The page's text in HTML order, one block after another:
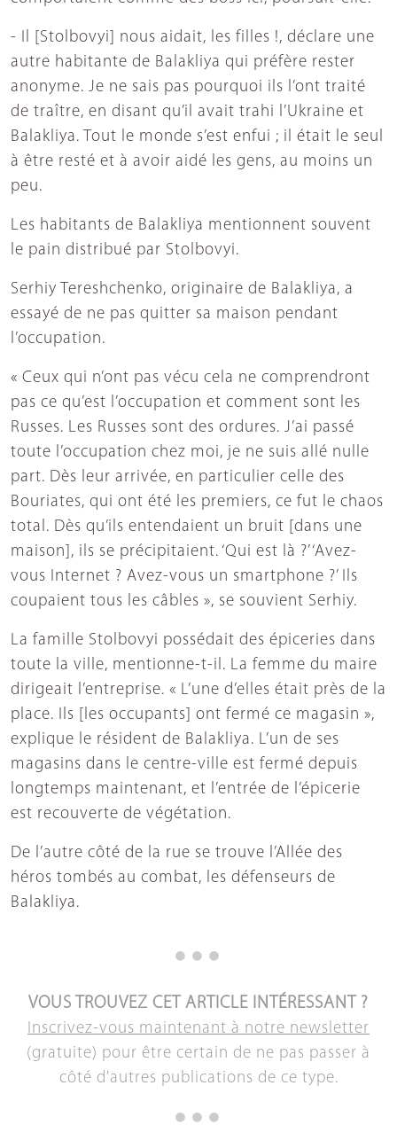
- Il [Stolbovyi] nous aidait, les filles !, déclare une
autre habitante de Balakliya qui préfère rester
anonyme. Je ne sais pas pourquoi ils l’ont traité
de traître, en disant qu’il avait trahi l’Ukraine et
Balakliya. Tout le monde s’est enfui ; il était le seul
à être resté et à avoir aidé les gens, au moins un
peu.
Les habitants de Balakliya mentionnent souvent
le pain distribué par Stolbovyi.
Serhiy Tereshchenko, originaire de Balakliya, a
essayé de ne pas quitter sa maison pendant
l’occupation.
« Ceux qui n’ont pas vécu cela ne comprendront
pas ce qu’est l’occupation et comment sont les
Russes. Les Russes sont des ordures. J’ai passé
toute l’occupation chez moi, je ne suis allé nulle
part. Dès leur arrivée, en particulier celle des
Bouriates, qui ont été les premiers, ce fut le chaos
total. Dès qu’ils entendaient un bruit [dans une
maison], ils se précipitaient. ‘Qui est là ?’ ‘Avez-
vous Internet ? Avez-vous un smartphone ?’ Ils
coupaient tous les câbles », se souvient Serhiy.
La famille Stolbovyi possédait des épiceries dans
toute la ville, mentionne-t-il. La femme du maire
dirigeait l’entreprise. « L’une d’elles était près de la
place. Ils [les occupants] ont fermé ce magasin »,
explique le résident de Balakliya. L’un de ses
magasins dans le centre-ville est fermé depuis
longtemps maintenant, et l’entrée de l’épicerie
est recouverte de végétation.
De l’autre côté de la rue se trouve l’Allée des
héros tombés au combat, les défenseurs de
Balakliya.
VOUS TROUVEZ CET ARTICLE INTÉRESSANT ?
Inscrivez-vous maintenant à notre newsletter
(gratuite) pour être certain de ne pas passer à
côté d'autres publications de ce type.